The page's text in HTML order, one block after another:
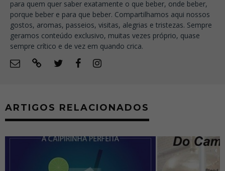
para quem quer saber exatamente o que beber, onde beber,
porque beber e para que beber. Compartilhamos aqui nossos
gostos, aromas, passeios, visitas, alegrias e tristezas. Sempre
geramos conteúdo exclusivo, muitas vezes próprio, quase
sempre crítico e de vez em quando crica.
ARTIGOS RELACIONADOS